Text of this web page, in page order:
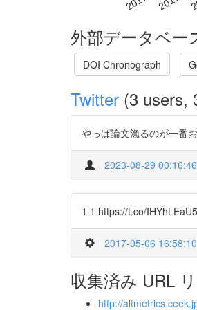
外部データベー
DOI Chronograph
Twitter (3 users,
やっぱ論文漁るのが一番
2023-08-29 00:16:46
1 1 https://t.co/
2017-05-06 16:58:10
収集済み URL
http://